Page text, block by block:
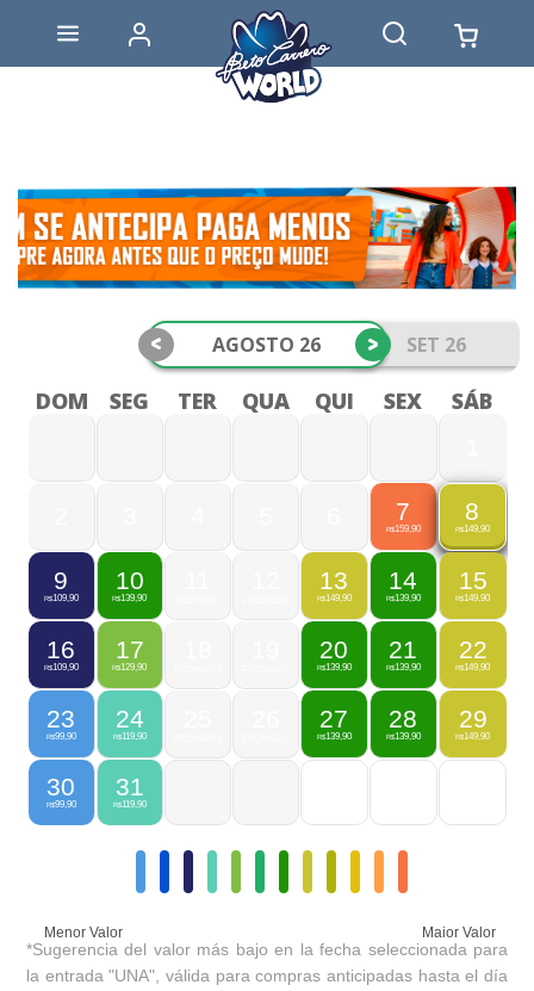
AGOSTO 26 SET 26
< >
DOM SEG TER QUA QUI SEX SÁB
7
R$159,90
8
R$149,90
9
R$109,90
10
R$139,90
13
R$149,90
14
R$139,90
15
R$149,90
16
R$109,90
17
R$129,90
20
R$139,90
21
R$139,90
22
R$149,90
23
R$99,90
24
R$119,90
27
R$139,90
28
R$139,90
29
R$149,90
30
R$99,90
31
R$119,90
Menor Valor Maior Valor
*Sugerencia del valor más bajo en la fecha seleccionada para
la entrada "UNA", válida para compras anticipadas hasta el día